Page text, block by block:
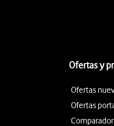
Ofertas y
Ofertas
Ofertas